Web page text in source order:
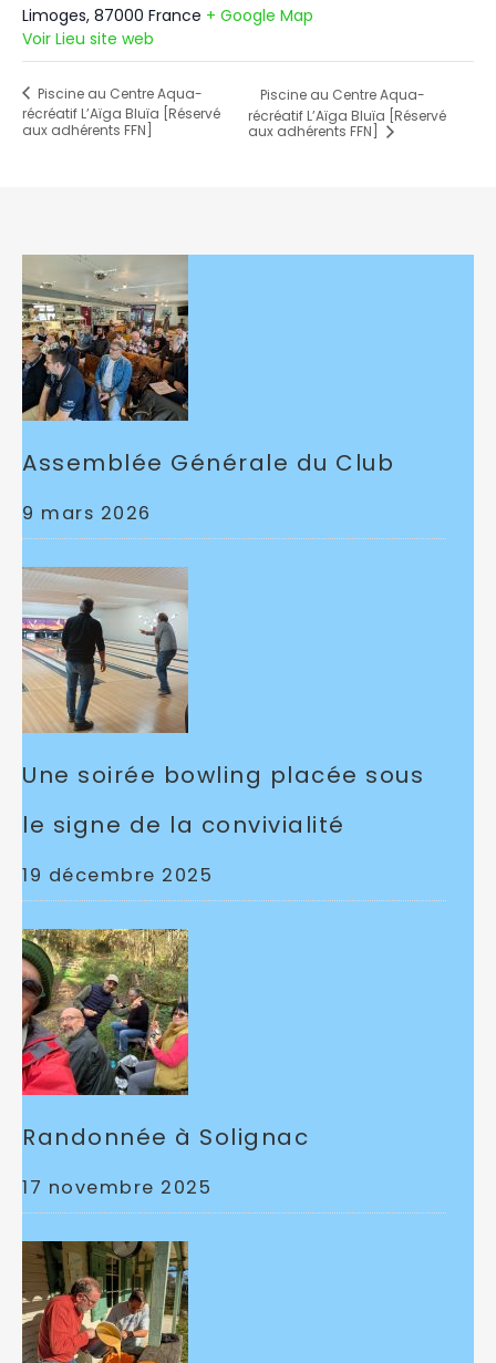
Limoges, 87000 France + Google Map
Voir Lieu site web
Piscine au Centre Aqua-
récréatif L’Aïga Bluïa [Réservé
aux adhérents FFN]
Piscine au Centre Aqua-
récréatif L’Aïga Bluïa [Réservé
aux adhérents FFN]
Assemblée Générale du Club
9 mars 2026
Une soirée bowling placée sous
le signe de la convivialité
19 décembre 2025
Randonnée à Solignac
17 novembre 2025